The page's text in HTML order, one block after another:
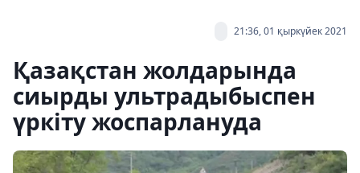
21:36, 01 қыркүйек 2021
Қазақстан жолдарында
сиырды ультрадыбыспен
үркіту жоспарлануда